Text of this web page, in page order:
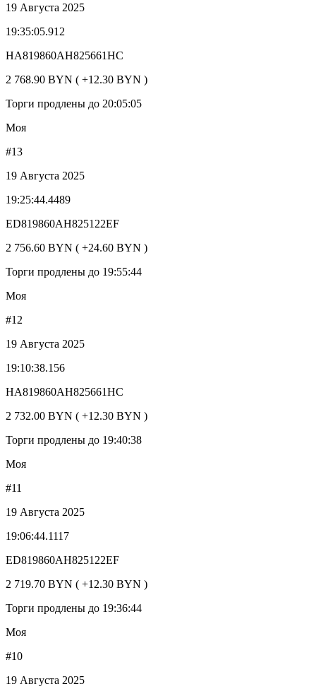
19 Августа 2025
19:35:05.912
HA819860AH825661HC
2 768.90 BYN ( +12.30 BYN )
Торги продлены до 20:05:05
Моя
#13
19 Августа 2025
19:25:44.4489
ED819860AH825122EF
2 756.60 BYN ( +24.60 BYN )
Торги продлены до 19:55:44
Моя
#12
19 Августа 2025
19:10:38.156
HA819860AH825661HC
2 732.00 BYN ( +12.30 BYN )
Торги продлены до 19:40:38
Моя
#11
19 Августа 2025
19:06:44.1117
ED819860AH825122EF
2 719.70 BYN ( +12.30 BYN )
Торги продлены до 19:36:44
Моя
#10
19 Августа 2025